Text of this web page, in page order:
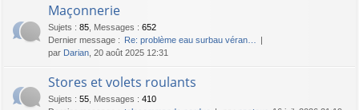
Maçonnerie
Sujets : 85 Messages : 652
Dernier message : Re: problème eau surbau véran…
par Darian , 20 août 2025 12:31
Stores et volets roulants
Sujets : 55 Messages : 410